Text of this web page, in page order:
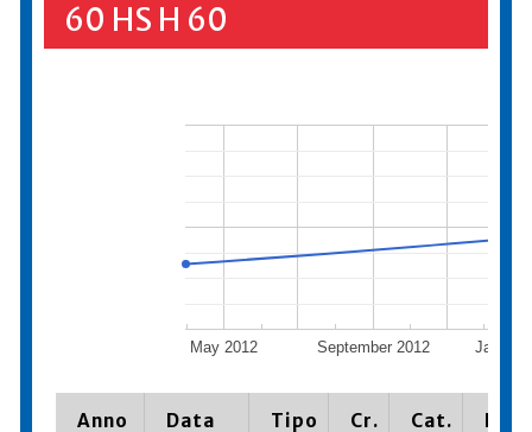
60 HS H 60
May 2012 September 2012
Anno Data Tipo Cr. Cat.